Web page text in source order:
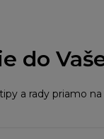
do
a rady priamo na